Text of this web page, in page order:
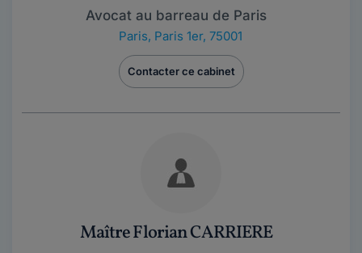
Avocat au barreau de Paris
Paris, Paris 1er, 75001
Contacter ce cabinet
Maître Florian CARRIERE